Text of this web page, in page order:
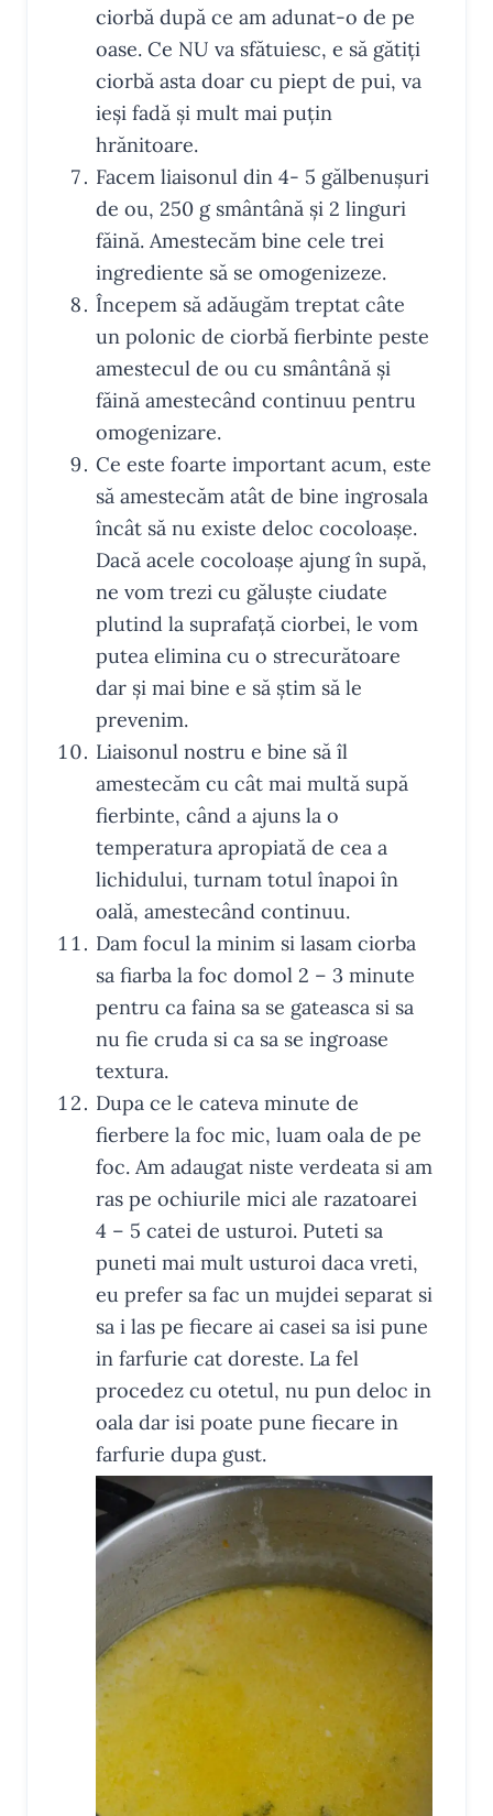
ciorbă după ce am adunat-o de pe
oase. Ce NU va sfătuiesc, e să gătiți
ciorbă asta doar cu piept de pui, va
ieși fadă și mult mai puțin
hrănitoare.
Facem liaisonul din 4- 5 gălbenușuri
de ou, 250 g smântână și 2 linguri
făină. Amestecăm bine cele trei
ingrediente să se omogenizeze.
Începem să adăugăm treptat câte
un polonic de ciorbă fierbinte peste
amestecul de ou cu smântână și
făină amestecând continuu pentru
omogenizare.
Ce este foarte important acum, este
să amestecăm atât de bine ingrosala
încât să nu existe deloc cocoloașe.
Dacă acele cocoloașe ajung în supă,
ne vom trezi cu găluște ciudate
plutind la suprafață ciorbei, le vom
putea elimina cu o strecurătoare
dar și mai bine e să știm să le
prevenim.
Liaisonul nostru e bine să îl
amestecăm cu cât mai multă supă
fierbinte, când a ajuns la o
temperatura apropiată de cea a
lichidului, turnam totul înapoi în
oală, amestecând continuu.
Dam focul la minim si lasam ciorba
sa fiarba la foc domol 2 – 3 minute
pentru ca faina sa se gateasca si sa
nu fie cruda si ca sa se ingroase
textura.
Dupa ce le cateva minute de
fierbere la foc mic, luam oala de pe
foc. Am adaugat niste verdeata si am
ras pe ochiurile mici ale razatoarei
4 – 5 catei de usturoi. Puteti sa
puneti mai mult usturoi daca vreti,
eu prefer sa fac un mujdei separat si
sa i las pe fiecare ai casei sa isi pune
in farfurie cat doreste. La fel
procedez cu otetul, nu pun deloc in
oala dar isi poate pune fiecare in
farfurie dupa gust.